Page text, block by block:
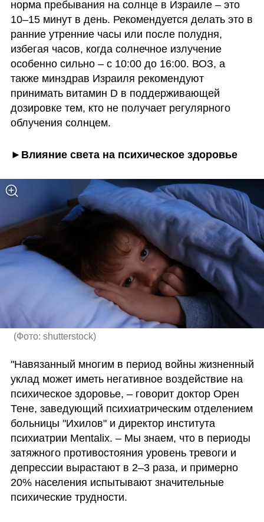
норма пребывания на солнце в Израиле – это
10–15 минут в день. Рекомендуется делать это в
ранние утренние часы или после полудня,
избегая часов, когда солнечное излучение
особенно сильно – с 10:00 до 16:00. ВОЗ, а
также минздрав Израиля рекомендуют
принимать витамин D в поддерживающей
дозировке тем, кто не получает регулярного
облучения солнцем.
►Влияние света на психическое здоровье
(Фото: shutterstock)
"Навязанный многим в период войны жизненный
уклад может иметь негативное воздействие на
психическое здоровье, – говорит доктор Орен
Тене, заведующий психиатрическим отделением
больницы "Ихилов" и директор института
психиатрии Mentalix. – Мы знаем, что в периоды
затяжного противостояния уровень тревоги и
депрессии вырастают в 2–3 раза, и примерно
20% населения испытывают значительные
психические трудности.